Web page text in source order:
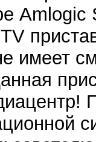
Amlogic
имеет